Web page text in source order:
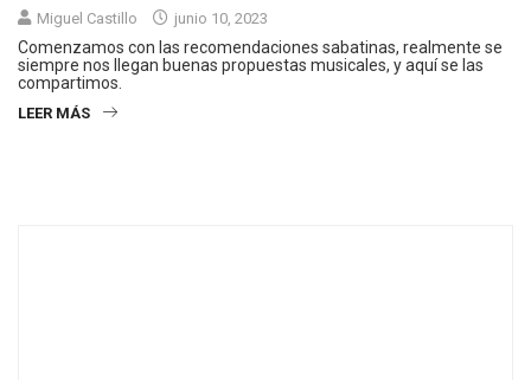
Miguel Castillo junio 10, 2023
Comenzamos con las recomendaciones sabatinas, realmente se
siempre nos llegan buenas propuestas musicales, y aquí se las
compartimos.
LEER MÁS